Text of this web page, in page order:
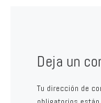
Deja un
Tu dirección de